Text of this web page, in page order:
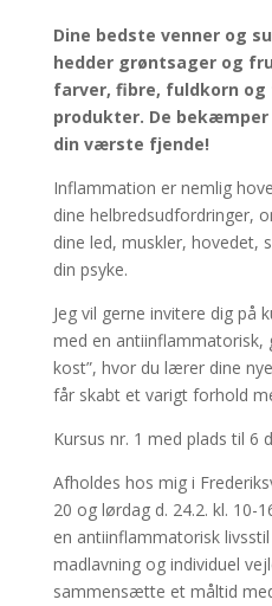
Dine bedste venner og
hedder grøntsager og
farver, fibre, fuldkorn
produkter. De
din værste fjende!
Inflammation er nemlig
dine helbredsudfordringer,
dine led, muskler,
din psyke.
Jeg vil gerne invitere dig på
med en antiinflammatorisk,
kost”, hvor du lærer dine
får skabt et varigt forhold
Kursus nr. 1 med plads til 6
Afholdes hos mig i
20 og lørdag d. 24.2. kl.
en antiinflammatorisk
madlavning og individuel
sammensætte et måltid